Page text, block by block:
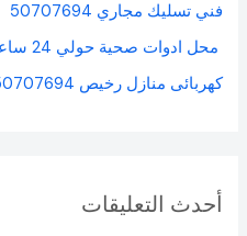
فني تسليك مجاري 50707694
محل ادوات صحية حولي 24 ساعة بيع وتركيب بالكويت
كهربائى منازل رخيص 50707694
أحدث التعليقات